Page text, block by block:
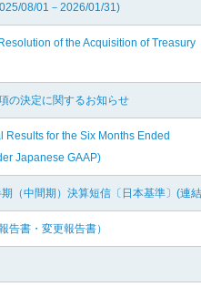
08/01－2026/01/31)
of the Acquisition of Treasury
の決定に関するお知らせ
for the Six Months Ended
Japanese GAAP)
（中間期）決算短信〔日本基準〕(連
告書・変更報告書）